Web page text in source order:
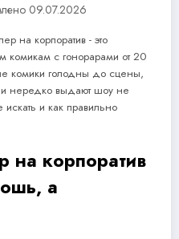
09.07.2026
на корпоратив - это
комикам с гонорарами от 20
комики голодны до сцены,
и нередко выдают шоу не
и как правильно
на корпоратив
а